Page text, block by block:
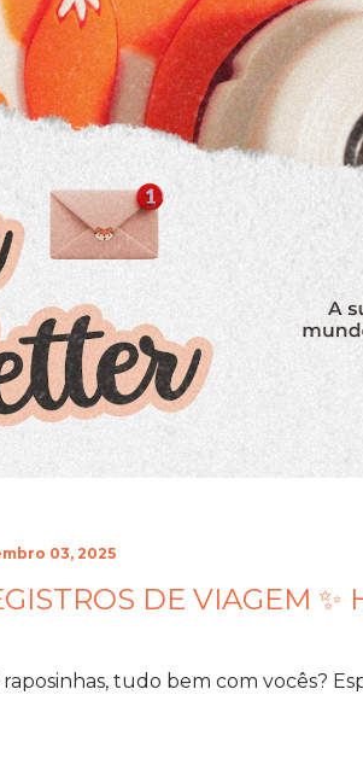
03, 2025
DE VIAGEM
tudo bem com vocês?